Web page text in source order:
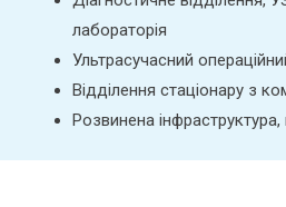
лабораторія
Ультрасучасний
Відділення стаціонару з
Розвинена